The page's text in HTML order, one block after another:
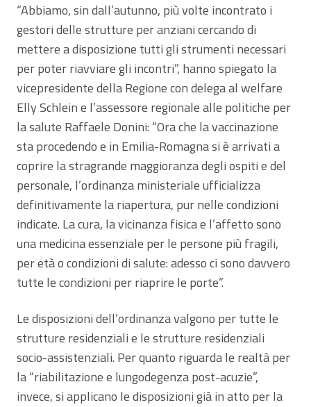
“Abbiamo, sin dall’autunno, più volte incontrato i
gestori delle strutture per anziani cercando di
mettere a disposizione tutti gli strumenti necessari
per poter riavviare gli incontri”, hanno spiegato la
vicepresidente della Regione con delega al welfare
Elly Schlein e l’assessore regionale alle politiche per
la salute Raffaele Donini: “Ora che la vaccinazione
sta procedendo e in Emilia-Romagna si è arrivati a
coprire la stragrande maggioranza degli ospiti e del
personale, l’ordinanza ministeriale ufficializza
definitivamente la riapertura, pur nelle condizioni
indicate. La cura, la vicinanza fisica e l’affetto sono
una medicina essenziale per le persone più fragili,
per età o condizioni di salute: adesso ci sono davvero
tutte le condizioni per riaprire le porte”.
Le disposizioni dell’ordinanza valgono per tutte le
strutture residenziali e le strutture residenziali
socio-assistenziali. Per quanto riguarda le realtà per
la “riabilitazione e lungodegenza post-acuzie”,
invece, si applicano le disposizioni già in atto per la